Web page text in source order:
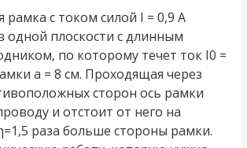
рамка с током силой I = 0,9 А
одной плоскости с длинным
по которому течет ток І0 =
а = 8 см. Проходящая через
сторон ось рамки
и отстоит от него на
раза больше стороны рамки.